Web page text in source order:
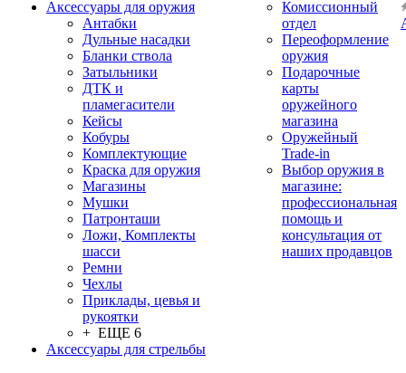
Аксессуары для оружия
Антабки
Дульные насадки
Бланки ствола
Затыльники
ДТК и
пламегасители
Кейсы
Кобуры
Комплектующие
Краска для оружия
Магазины
Мушки
Патронташи
Ложи, Комплекты
шасси
Ремни
Чехлы
Приклады, цевья и
рукоятки
+ ЕЩЕ 6
Аксессуары для стрельбы
Комиссионный
отдел
Переоформление
оружия
Подарочные
карты
оружейного
магазина
Оружейный
Trade-in
Выбор оружия в
магазине:
профессиональная
помощь и
консультация от
наших продавцов